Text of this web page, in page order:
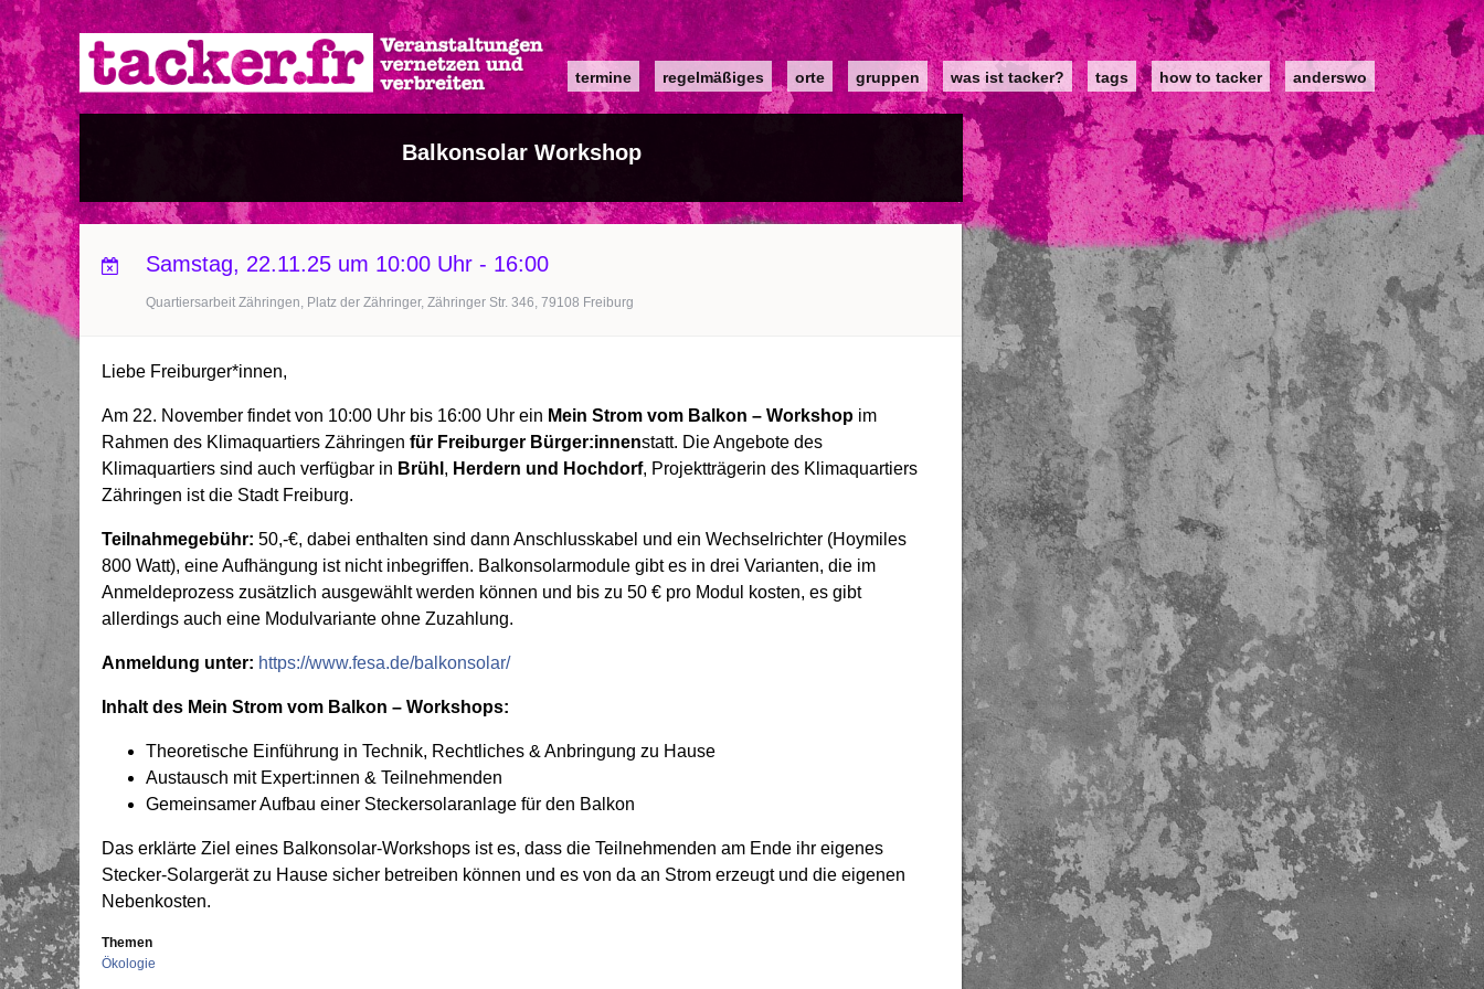
Direkt
zum
Inhalt
Main
navigation
termine regelmäßiges orte gruppen was ist tacker? tags how to tacker anderswo
Balkonsolar Workshop
Samstag, 22.11.25 um 10:00 Uhr - 16:00
Quartiersarbeit Zähringen, Platz der Zähringer, Zähringer Str. 346, 79108 Freiburg
Liebe Freiburger*innen,
Am 22. November findet von 10:00 Uhr bis 16:00 Uhr ein Mein Strom vom Balkon – Workshop im
Rahmen des Klimaquartiers Zähringen für Freiburger Bürger:innenstatt. Die Angebote des
Klimaquartiers sind auch verfügbar in Brühl , Herdern und Hochdorf, Projektträgerin des Klimaquartiers
Zähringen ist die Stadt Freiburg.
Teilnahmegebühr: 50,-€, dabei enthalten sind dann Anschlusskabel und ein Wechselrichter (Hoymiles
800 Watt), eine Aufhängung ist nicht inbegriffen. Balkonsolarmodule gibt es in drei Varianten, die im
Anmeldeprozess zusätzlich ausgewählt werden können und bis zu 50 € pro Modul kosten, es gibt
allerdings auch eine Modulvariante ohne Zuzahlung.
Anmeldung unter: https://www.fesa.de/balkonsolar/
Inhalt des Mein Strom vom Balkon – Workshops:
Theoretische Einführung in Technik, Rechtliches & Anbringung zu Hause
Austausch mit Expert:innen & Teilnehmenden
Gemeinsamer Aufbau einer Steckersolaranlage für den Balkon
Das erklärte Ziel eines Balkonsolar-Workshops ist es, dass die Teilnehmenden am Ende ihr eigenes
Stecker-Solargerät zu Hause sicher betreiben können und es von da an Strom erzeugt und die eigenen
Nebenkosten.
Themen
Ökologie